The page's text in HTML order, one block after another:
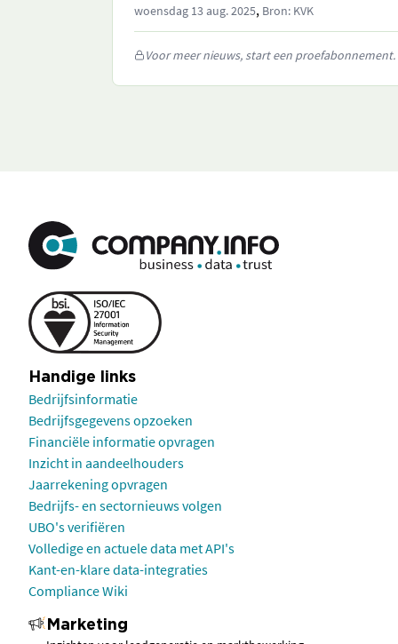
woensdag 13 aug. 2025, Bron: KVK
Voor meer nieuws, start een proefabonnement.
Handige links
Bedrijfsinformatie
Bedrijfsgegevens opzoeken
Financiële informatie opvragen
Inzicht in aandeelhouders
Jaarrekening opvragen
Bedrijfs- en sectornieuws volgen
UBO's verifiëren
Volledige en actuele data met API's
Kant-en-klare data-integraties
Compliance Wiki
Marketing